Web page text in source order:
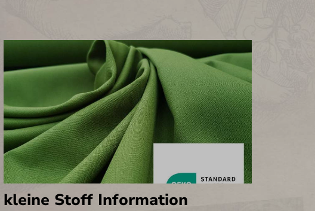
kleine Stoff Information